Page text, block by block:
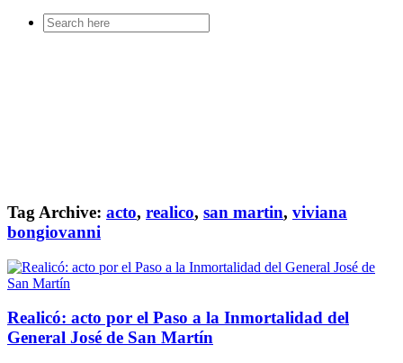
Search
for:
Tag Archive: acto, realico, san martin, viviana
bongiovanni
Realicó: acto por el Paso a la Inmortalidad del
General José de San Martín